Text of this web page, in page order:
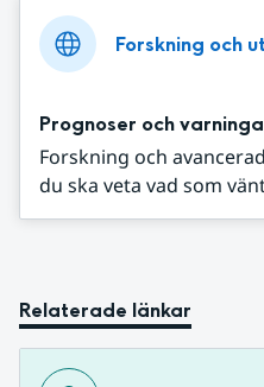
Forskning och
Prognoser och
Forskning och
du ska veta vad som
Relaterade länkar